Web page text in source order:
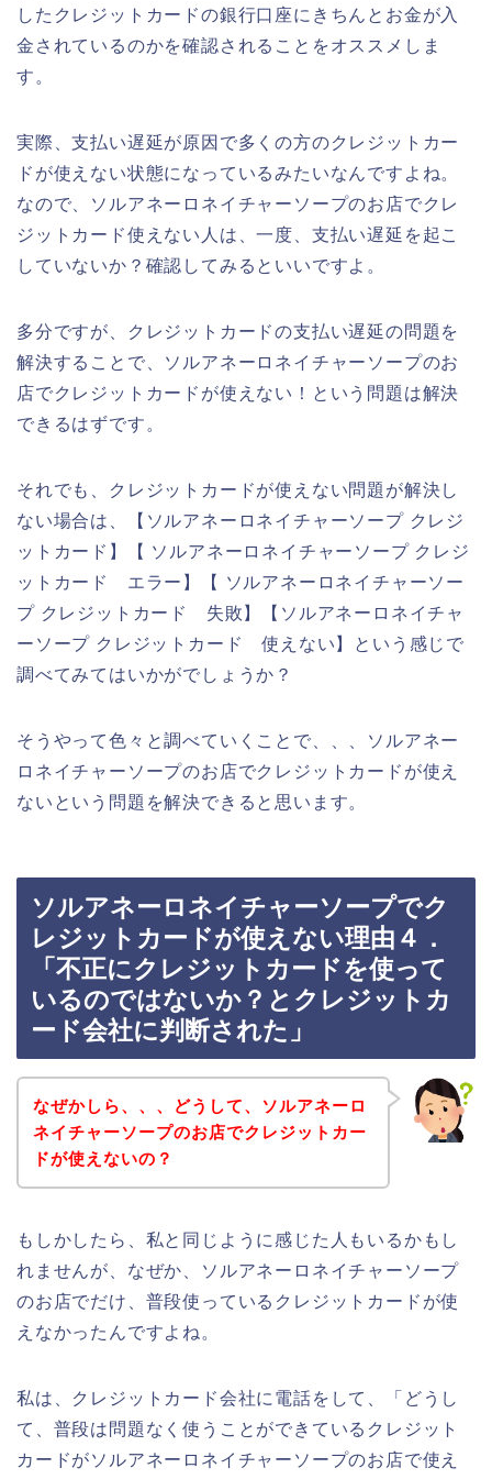
したクレジットカードの銀行口座にきちんとお金が入
金されているのかを確認されることをオススメしま
す。
実際、支払い遅延が原因で多くの方のクレジットカー
ドが使えない状態になっているみたいなんですよね。
なので、ソルアネーロネイチャーソープのお店でクレ
ジットカード使えない人は、一度、支払い遅延を起こ
していないか？確認してみるといいですよ。
多分ですが、クレジットカードの支払い遅延の問題を
解決することで、ソルアネーロネイチャーソープのお
店でクレジットカードが使えない！という問題は解決
できるはずです。
それでも、クレジットカードが使えない問題が解決し
ない場合は、【ソルアネーロネイチャーソープ クレジ
ットカード】【 ソルアネーロネイチャーソープ クレジ
ットカード エラー】【 ソルアネーロネイチャーソー
プ クレジットカード 失敗】【ソルアネーロネイチャ
ーソープ クレジットカード 使えない】という感じで
調べてみてはいかがでしょうか？
そうやって色々と調べていくことで、、、ソルアネー
ロネイチャーソープのお店でクレジットカードが使え
ないという問題を解決できると思います。
ソルアネーロネイチャーソープでク
レジットカードが使えない理由４．
「不正にクレジットカードを使って
いるのではないか？とクレジットカ
ード会社に判断された」
なぜかしら、、、どうして、ソルアネーロ
ネイチャーソープのお店でクレジットカー
ドが使えないの？
もしかしたら、私と同じように感じた人もいるかもし
れませんが、なぜか、ソルアネーロネイチャーソープ
のお店でだけ、普段使っているクレジットカードが使
えなかったんですよね。
私は、クレジットカード会社に電話をして、「どうし
て、普段は問題なく使うことができているクレジット
カードがソルアネーロネイチャーソープのお店で使え